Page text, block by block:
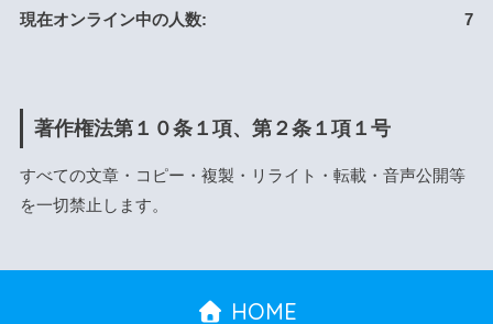
7
現在オンライン中の人数:
著作権法第１０条１項、第２条１項１号
すべての文章・コピー・複製・リライト・転載・音声公開等
を一切禁止します。
HOME